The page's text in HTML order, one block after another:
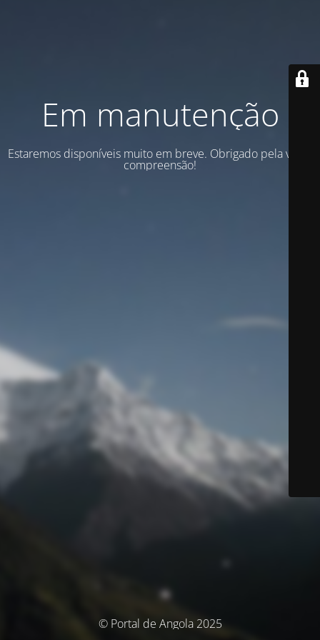
Em manutenção
Estaremos disponíveis muito em breve. Obrigado pela vossa
compreensão!
© Portal de Angola 2025